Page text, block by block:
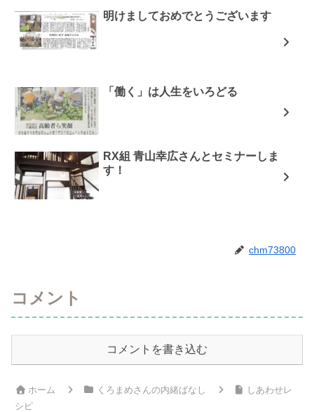
明けましておめでとうございます
「働く」は人生をいろどる
RX組 青山幸広さんとセミナーしま
す！
chm73800
コメント
コメントを書き込む
ホーム くろまめさんの内緒ばなし
しあわせレ
シピ